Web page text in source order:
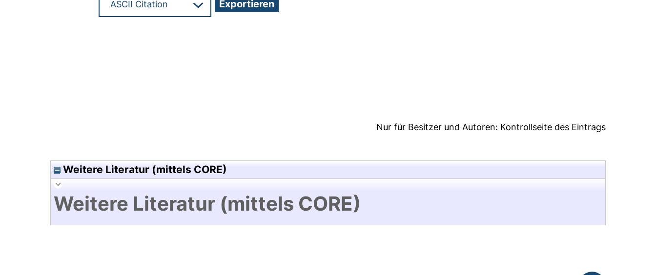
Nur für Besitzer und Autoren: Kontrollseite des Eintrags
Weitere Literatur (mittels CORE)
Weitere Literatur (mittels CORE)